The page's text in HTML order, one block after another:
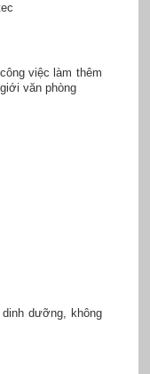
việc làm thêm
văn phòng
dưỡng, không